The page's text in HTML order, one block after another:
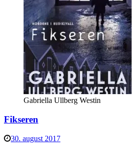
Gabriella Ullberg Westin
Fikseren
30. august 2017